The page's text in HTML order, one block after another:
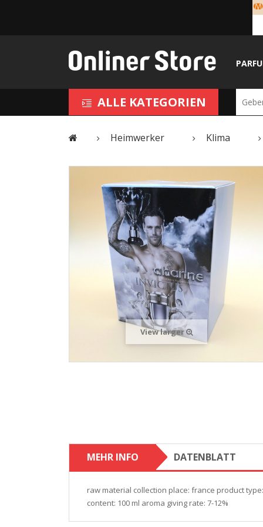
ALLE KATEGORIEN
Heimwerker Klima
View larger
MEHR INFO DATENBLATT
raw material collection place: france product
content: 100 ml aroma giving rate: 7-12%